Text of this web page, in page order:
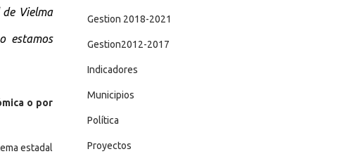
Vielma
estamos
o por
estadal
Gestion 2018-2021
Gestion2012-2017
Indicadores
Municipios
Política
Proyectos